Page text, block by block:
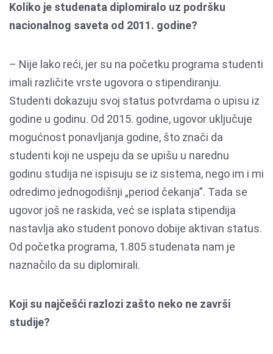
Koliko je studenata diplomiralo uz podršku
nacionalnog saveta od 2011. godine?
– Nije lako reći, jer su na početku programa studenti
imali različite vrste ugovora o stipendiranju.
Studenti dokazuju svoj status potvrdama o upisu iz
godine u godinu. Od 2015. godine, ugovor uključuje
mogućnost ponavljanja godine, što znači da
studenti koji ne uspeju da se upišu u narednu
godinu studija ne ispisuju se iz sistema, nego im i mi
odredimo jednogodišnji „period čekanja”. Tada se
ugovor još ne raskida, već se isplata stipendija
nastavlja ako student ponovo dobije aktivan status.
Od početka programa, 1.805 studenata nam je
naznačilo da su diplomirali.
Koji su najčešći razlozi zašto neko ne završi
studije?